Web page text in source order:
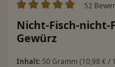
Durchschnittliche
52
Nicht-Fisch-nicht-
Gewürz
Inhalt: 50 Gramm (10,98 € /